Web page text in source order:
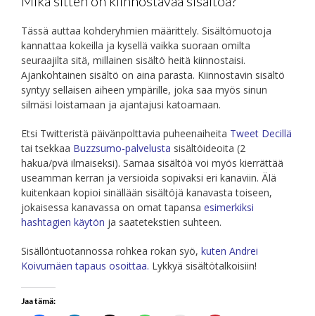
Tässä auttaa kohderyhmien määrittely. Sisältömuotoja
kannattaa kokeilla ja kysellä vaikka suoraan omilta
seuraajilta sitä, millainen sisältö heitä kiinnostaisi.
Ajankohtainen sisältö on aina parasta. Kiinnostavin sisältö
syntyy sellaisen aiheen ympärille, joka saa myös sinun
silmäsi loistamaan ja ajantajusi katoamaan.
Etsi Twitteristä päivänpolttavia puheenaiheita Tweet Decillä
tai tsekkaa Buzzsumo-palvelusta sisältöideoita (2
hakua/pvä ilmaiseksi). Samaa sisältöä voi myös kierrättää
useamman kerran ja versioida sopivaksi eri kanaviin. Älä
kuitenkaan kopioi sinällään sisältöjä kanavasta toiseen,
jokaisessa kanavassa on omat tapansa esimerkiksi
hashtagien käytön ja saatetekstien suhteen.
Sisällöntuotannossa rohkea rokan syö, kuten Andrei
Koivumäen tapaus osoittaa. Lykkyä sisältötalkoisiin!
Jaa tämä: